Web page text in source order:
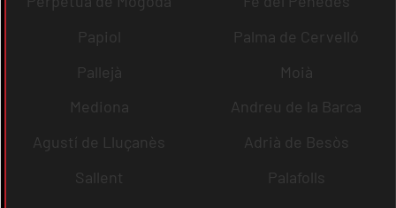
Papiol
Palma de Cervelló
Pallejà
Moià
Mediona
Andreu de la Barca
Agustí de Lluçanès
Adrià de Besòs
Sallent
Palafolls